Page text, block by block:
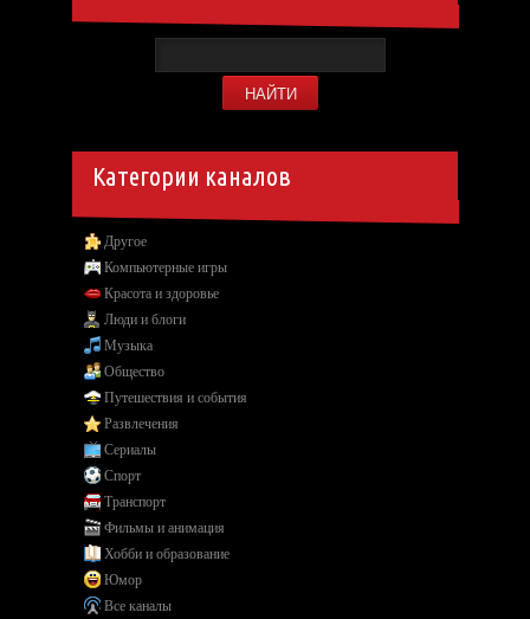
Категории каналов
Другое
Компьютерные игры
Красота и здоровье
Люди и блоги
Музыка
Общество
Путешествия и события
Развлечения
Сериалы
Спорт
Транспорт
Фильмы и анимация
Хобби и образование
Юмор
Все каналы